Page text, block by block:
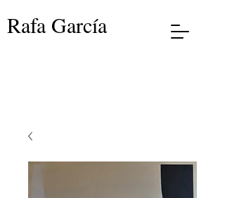
Rafa García